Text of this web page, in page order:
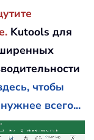
Kutools для
чтобы
всего...